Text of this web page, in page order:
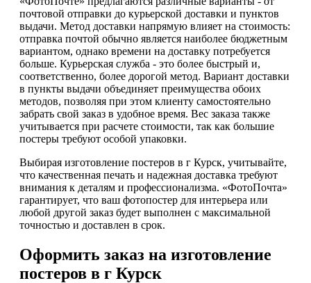
почтовой отправки до курьерской доставки и пунктов
выдачи. Метод доставки напрямую влияет на стоимость:
отправка почтой обычно является наиболее бюджетным
вариантом, однако времени на доставку потребуется
больше. Курьерская служба - это более быстрый и,
соответственно, более дорогой метод. Вариант доставки
в пункты выдачи объединяет преимущества обоих
методов, позволяя при этом клиенту самостоятельно
забрать свой заказ в удобное время. Вес заказа также
учитывается при расчете стоимости, так как большие
постеры требуют особой упаковки.
Выбирая изготовление постеров в г Курск, учитывайте,
что качественная печать и надежная доставка требуют
внимания к деталям и профессионализма. «ФотоПочта»
гарантирует, что ваш фотопостер для интерьера или
любой другой заказ будет выполнен с максимальной
точностью и доставлен в срок.
Оформить заказ на изготовление
постеров в г Курск